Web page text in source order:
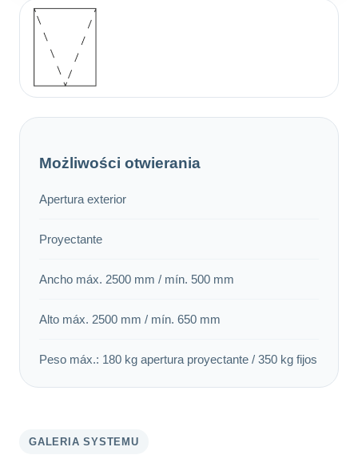
Możliwości otwierania
Apertura exterior
Proyectante
Ancho máx. 2500 mm / mín. 500 mm
Alto máx. 2500 mm / mín. 650 mm
Peso máx.: 180 kg apertura proyectante / 350 kg fijos
GALERIA SYSTEMU